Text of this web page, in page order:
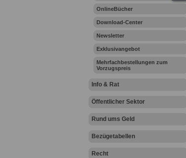
OnlineBücher
Download-Center
Newsletter
Exklusivangebot
Mehrfachbestellungen zum
Vorzugspreis
Info & Rat
Öffentlicher Sektor
Rund ums Geld
Bezügetabellen
Recht